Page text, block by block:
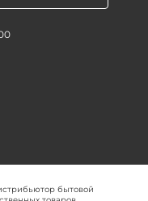
бытовой